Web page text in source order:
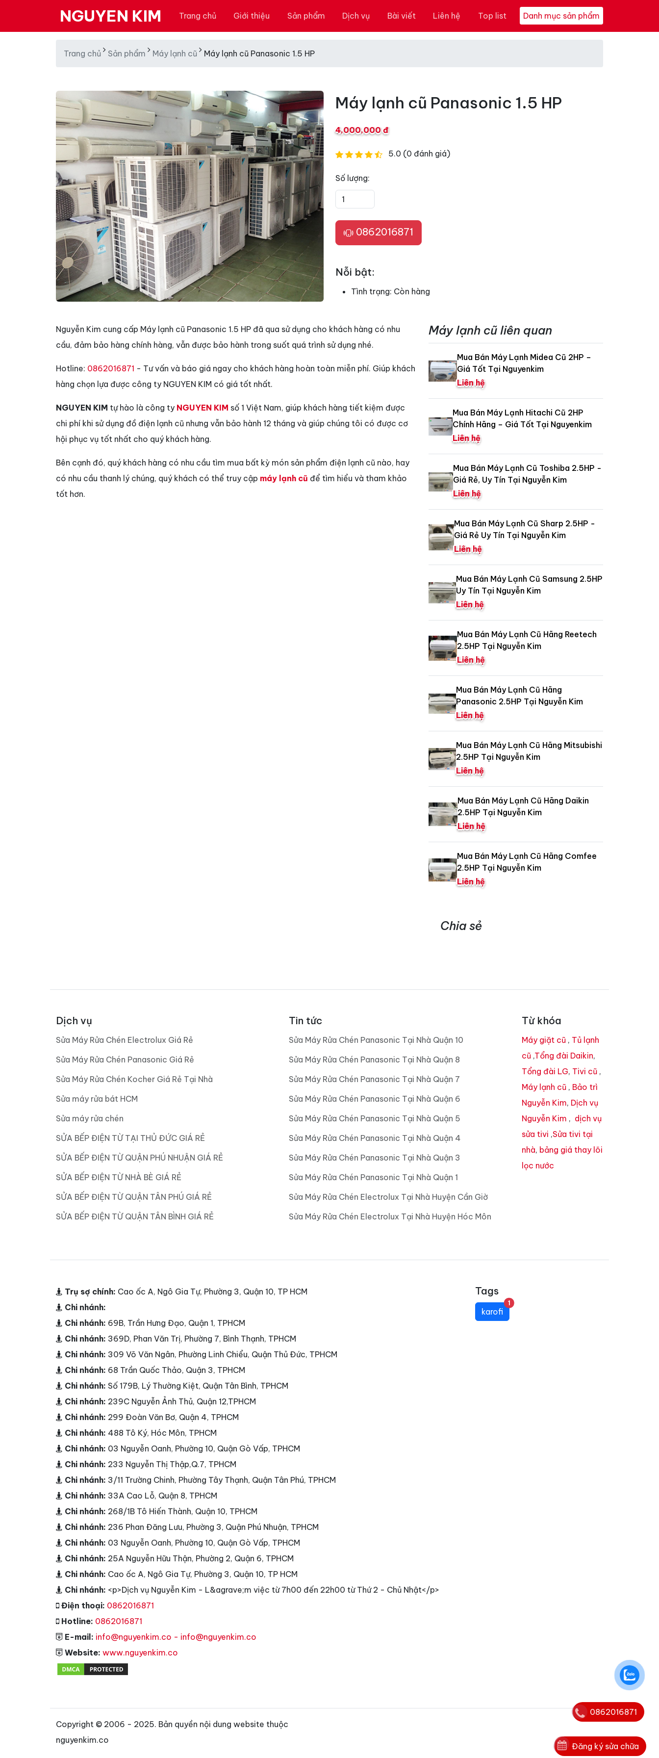
NGUYEN KIM Trang chủ Giới thiệu Sản phẩm Dịch vụ Bài viết Liên hệ Top list Danh mục sản phẩm
Trang chủ Sản phẩm Máy lạnh cũ Máy lạnh cũ Panasonic 1.5 HP
Máy lạnh cũ Panasonic 1.5 HP
4,000,000 đ
5.0 (0 đánh giá)
Số lượng:
0862016871
Nỗi bật:
Tình trạng: Còn hàng
Nguyễn Kim cung cấp Máy lạnh cũ Panasonic 1.5 HP đã qua sử dụng cho khách hàng có nhu
cầu, đảm bảo hàng chính hàng, vẫn được bảo hành trong suốt quá trình sử dụng nhé.
Hotline: 0862016871 - Tư vấn và báo giá ngay cho khách hàng hoàn toàn miễn phí. Giúp khách
hàng chọn lựa được công ty NGUYEN KIM có giá tốt nhất.
NGUYEN KIM tự hào là công ty NGUYEN KIM số 1 Việt Nam, giúp khách hàng tiết kiệm được
chi phí khi sử dụng đồ điện lạnh cũ nhưng vẫn bảo hành 12 tháng và giúp chúng tôi có được cơ
hội phục vụ tốt nhất cho quý khách hàng.
Bên cạnh đó, quý khách hàng có nhu cầu tìm mua bất kỳ món sản phẩm điện lạnh cũ nào, hay
có nhu cầu thanh lý chúng, quý khách có thể truy cập máy lạnh cũ để tìm hiểu và tham khảo
tốt hơn.
Máy lạnh cũ liên quan
Mua Bán Máy Lạnh Midea Cũ 2HP –
Giá Tốt Tại Nguyenkim
Liên hệ
Mua Bán Máy Lạnh Hitachi Cũ 2HP
Chính Hãng – Giá Tốt Tại Nguyenkim
Liên hệ
Mua Bán Máy Lạnh Cũ Toshiba 2.5HP -
Giá Rẻ, Uy Tín Tại Nguyễn Kim
Liên hệ
Mua Bán Máy Lạnh Cũ Sharp 2.5HP -
Giá Rẻ Uy Tín Tại Nguyễn Kim
Liên hệ
Mua Bán Máy Lạnh Cũ Samsung 2.5HP
Uy Tín Tại Nguyễn Kim
Liên hệ
Mua Bán Máy Lạnh Cũ Hãng Reetech
2.5HP Tại Nguyễn Kim
Liên hệ
Mua Bán Máy Lạnh Cũ Hãng
Panasonic 2.5HP Tại Nguyễn Kim
Liên hệ
Mua Bán Máy Lạnh Cũ Hãng Mitsubishi
2.5HP Tại Nguyễn Kim
Liên hệ
Mua Bán Máy Lạnh Cũ Hãng Daikin
2.5HP Tại Nguyễn Kim
Liên hệ
Mua Bán Máy Lạnh Cũ Hãng Comfee
2.5HP Tại Nguyễn Kim
Liên hệ
Chia sẻ
Dịch vụ
Sửa Máy Rửa Chén Electrolux Giá Rẻ
Sửa Máy Rửa Chén Panasonic Giá Rẻ
Sửa Máy Rửa Chén Kocher Giá Rẻ Tại Nhà
Sửa máy rửa bát HCM
Sửa máy rửa chén
SỬA BẾP ĐIỆN TỪ TẠI THỦ ĐỨC GIÁ RẺ
SỬA BẾP ĐIỆN TỪ QUẬN PHÚ NHUẬN GIÁ RẺ
SỬA BẾP ĐIỆN TỪ NHÀ BÈ GIÁ RẺ
SỬA BẾP ĐIỆN TỪ QUẬN TÂN PHÚ GIÁ RẺ
SỬA BẾP ĐIỆN TỪ QUẬN TÂN BÌNH GIÁ RẺ
Tin tức
Sửa Máy Rửa Chén Panasonic Tại Nhà Quận 10
Sửa Máy Rửa Chén Panasonic Tại Nhà Quận 8
Sửa Máy Rửa Chén Panasonic Tại Nhà Quận 7
Sửa Máy Rửa Chén Panasonic Tại Nhà Quận 6
Sửa Máy Rửa Chén Panasonic Tại Nhà Quận 5
Sửa Máy Rửa Chén Panasonic Tại Nhà Quận 4
Sửa Máy Rửa Chén Panasonic Tại Nhà Quận 3
Sửa Máy Rửa Chén Panasonic Tại Nhà Quận 1
Sửa Máy Rửa Chén Electrolux Tại Nhà Huyện Cần Giờ
Sửa Máy Rửa Chén Electrolux Tại Nhà Huyện Hóc Môn
Từ khóa
Máy giặt cũ , Tủ lạnh
cũ ,Tổng đài Daikin,
Tổng đài LG, Tivi cũ ,
Máy lạnh cũ , Bảo trì
Nguyễn Kim, Dịch vụ
Nguyễn Kim , dịch vụ
sửa tivi ,Sửa tivi tại
nhà, bảng giá thay lõi
lọc nước
Trụ sợ chính: Cao ốc A, Ngô Gia Tự, Phường 3, Quận 10, TP HCM
Chi nhánh:
Chi nhánh: 69B, Trần Hưng Đạo, Quận 1, TPHCM
Chi nhánh: 369D, Phan Văn Trị, Phường 7, Bình Thạnh, TPHCM
Chi nhánh: 309 Võ Văn Ngân, Phường Linh Chiểu, Quận Thủ Đức, TPHCM
Chi nhánh: 68 Trần Quốc Thảo, Quận 3, TPHCM
Chi nhánh: Số 179B, Lý Thường Kiệt, Quận Tân Bình, TPHCM
Chi nhánh: 239C Nguyễn Ảnh Thủ, Quận 12,TPHCM
Chi nhánh: 299 Đoàn Văn Bơ, Quận 4, TPHCM
Chi nhánh: 488 Tô Ký, Hóc Môn, TPHCM
Chi nhánh: 03 Nguyễn Oanh, Phường 10, Quận Gò Vấp, TPHCM
Chi nhánh: 233 Nguyễn Thị Thập,Q.7, TPHCM
Chi nhánh: 3/11 Trường Chinh, Phường Tây Thạnh, Quận Tân Phú, TPHCM
Chi nhánh: 33A Cao Lỗ, Quận 8, TPHCM
Chi nhánh: 268/1B Tô Hiến Thành, Quận 10, TPHCM
Chi nhánh: 236 Phan Đăng Lưu, Phường 3, Quận Phú Nhuận, TPHCM
Chi nhánh: 03 Nguyễn Oanh, Phường 10, Quận Gò Vấp, TPHCM
Chi nhánh: 25A Nguyễn Hữu Thận, Phường 2, Quận 6, TPHCM
Chi nhánh: Cao ốc A, Ngô Gia Tự, Phường 3, Quận 10, TP HCM
Chi nhánh: <p>Dịch vụ Nguyễn Kim - L&agrave;m việc từ 7h00 đến 22h00 từ Thứ 2 - Chủ Nhật</p>
Điện thoại: 0862016871
Hotline: 0862016871
E-mail: info@nguyenkim.co - info@nguyenkim.co
Website: www.nguyenkim.co
Tags
karofi
1unread messages
Copyright © 2006 - 2025. Bản quyền nội dung website thuộc
nguyenkim.co
Đăng ký sửa chữa
0862016871